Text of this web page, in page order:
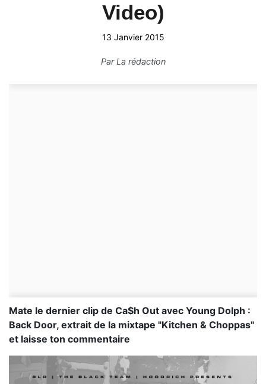
Video)
13 Janvier 2015
ParLa rédaction
Mate le dernier clip de Ca$h Out avec Young Dolph :
Back Door, extrait de la mixtape "Kitchen & Choppas"
et laisse ton commentaire